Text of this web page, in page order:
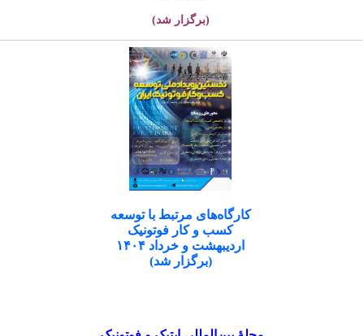
(برگزار شد)
کارگاه‌های مرتبط با توسعه
کسب و کار فوتونیک
اردیبهشت و خرداد ۱۴۰۴
(برگزار شد)